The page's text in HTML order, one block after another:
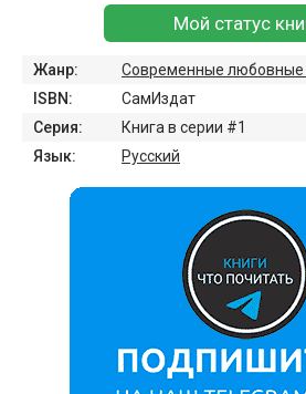
Мой статус
Жанр: Современные
ISBN:
СамИздат
Серия:
Книга в серии #1
Язык:
Русский